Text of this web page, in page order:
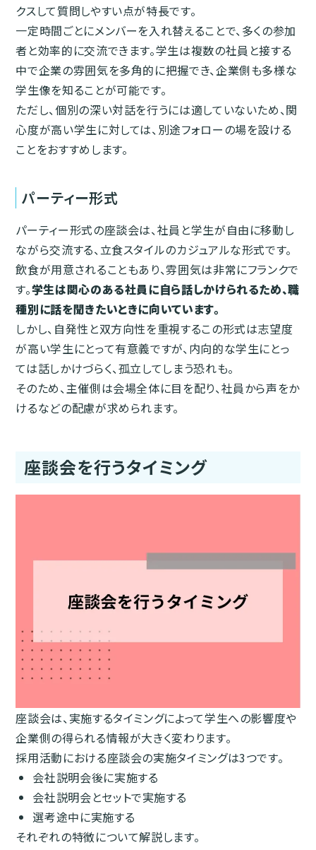
クスして質問しやすい点が特長です。
一定時間ごとにメンバーを入れ替えることで、多くの参加
者と効率的に交流できます。学生は複数の社員と接する
中で企業の雰囲気を多角的に把握でき、企業側も多様な
学生像を知ることが可能です。
ただし、個別の深い対話を行うには適していないため、関
心度が高い学生に対しては、別途フォローの場を設ける
ことをおすすめします。
パーティー形式
パーティー形式の座談会は、社員と学生が自由に移動し
ながら交流する、立食スタイルのカジュアルな形式です。
飲食が用意されることもあり、雰囲気は非常にフランクで
す。学生は関心のある社員に自ら話しかけられるため、職
種別に話を聞きたいときに向いています。
しかし、自発性と双方向性を重視するこの形式は志望度
が高い学生にとって有意義ですが、内向的な学生にとっ
ては話しかけづらく、孤立してしまう恐れも。
そのため、主催側は会場全体に目を配り、社員から声をか
けるなどの配慮が求められます。
座談会を行うタイミング
座談会は、実施するタイミングによって学生への影響度や
企業側の得られる情報が大きく変わります。
採用活動における座談会の実施タイミングは3つです。
会社説明会後に実施する
会社説明会とセットで実施する
選考途中に実施する
それぞれの特徴について解説します。